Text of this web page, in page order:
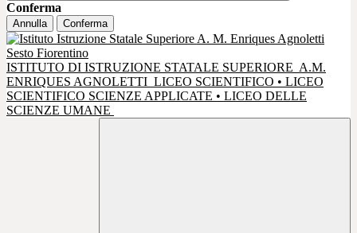
Conferma
Annulla Conferma
ISTITUTO DI ISTRUZIONE STATALE SUPERIORE A.M.
ENRIQUES AGNOLETTI LICEO SCIENTIFICO • LICEO
SCIENTIFICO SCIENZE APPLICATE • LICEO DELLE
SCIENZE UMANE